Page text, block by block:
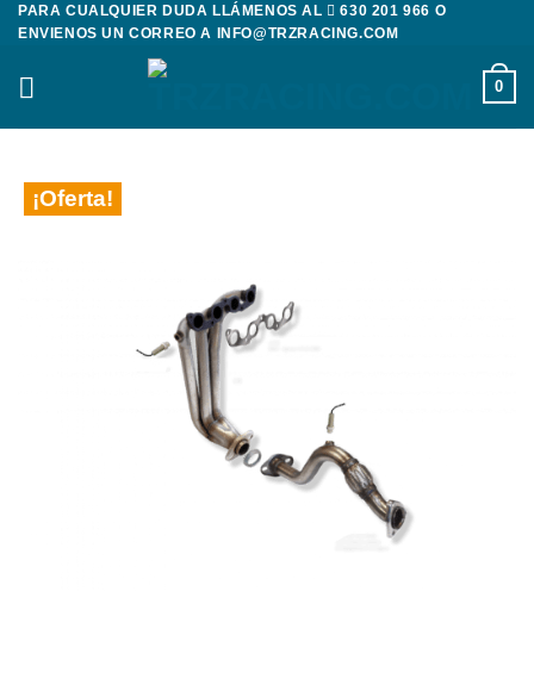
Saltar
contenido
PARA CUALQUIER DUDA LLÁMENOS AL 630 201 966 O
ENVIENOS UN CORREO A
INFO@TRZRACING.COM
0
¡Oferta!